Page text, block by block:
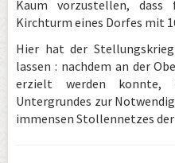
Kaum vorzustellen,
Kirchturm eines Dorfes mit
Hier hat der
lassen : nachdem an der
erzielt werden konnte,
Untergrundes zur
immensen Stollennetzes der